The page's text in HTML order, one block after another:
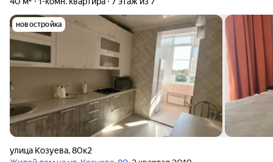
новостройка
улица Козуева,80к2